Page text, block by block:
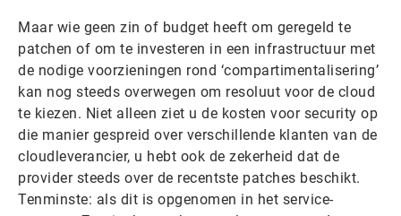
Maar wie geen zin of budget heeft om geregeld te
patchen of om te investeren in een infrastructuur met
de nodige voorzieningen rond ‘compartimentalisering’
kan nog steeds overwegen om resoluut voor de cloud
te kiezen. Niet alleen ziet u de kosten voor security op
die manier gespreid over verschillende klanten van de
cloudleverancier, u hebt ook de zekerheid dat de
provider steeds over de recentste patches beschikt.
Tenminste: als dit is opgenomen in het service-